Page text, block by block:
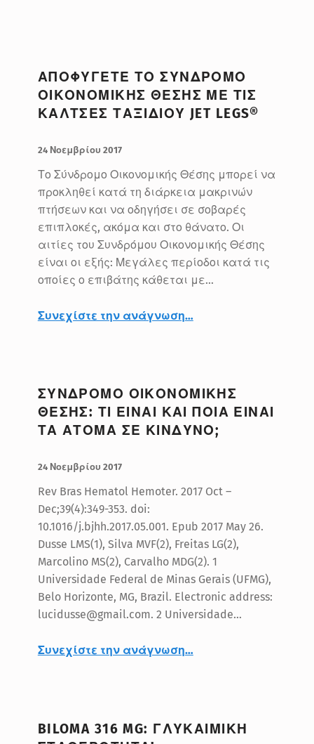
ΑΠΟΦΥΓΕΤΕ ΤΟ ΣΥΝΔΡΟΜΟ
ΟΙΚΟΝΟΜΙΚΗΣ ΘΕΣΗΣ ΜΕ ΤΙΣ
ΚΑΛΤΣΕΣ ΤΑΞΙΔΙΟΥ JET LEGS®
24 Νοεμβρίου 2017
Το Σύνδρομο Οικονομικής Θέσης μπορεί να
προκληθεί κατά τη διάρκεια μακρινών
πτήσεων και να οδηγήσει σε σοβαρές
επιπλοκές, ακόμα και στο θάνατο. Οι
αιτίες του Συνδρόμου Οικονομικής Θέσης
είναι οι εξής: Μεγάλες περίοδοι κατά τις
οποίες ο επιβάτης κάθεται με…
Συνεχίστε την ανάγνωση“Αποφύγετε το Σύνδρομο Οικονομικής Θέσης με τις Κάλτσες Ταξιδίου JET LEGS®”
…
ΣΥΝΔΡΟΜΟ ΟΙΚΟΝΟΜΙΚΗΣ
ΘΕΣΗΣ: ΤΙ ΕΙΝΑΙ ΚΑΙ ΠΟΙΑ ΕΙΝΑΙ
ΤΑ ΑΤΟΜΑ ΣΕ ΚΙΝΔΥΝΟ;
24 Νοεμβρίου 2017
Rev Bras Hematol Hemoter. 2017 Oct –
Dec;39(4):349-353. doi:
10.1016/j.bjhh.2017.05.001. Epub 2017 May 26.
Dusse LMS(1), Silva MVF(2), Freitas LG(2),
Marcolino MS(2), Carvalho MDG(2). 1
Universidade Federal de Minas Gerais (UFMG),
Belo Horizonte, MG, Brazil. Electronic address:
lucidusse@gmail.com. 2 Universidade…
Συνεχίστε την ανάγνωση“Σύνδρομο Οικονομικής Θέσης: τι είναι και ποια είναι τα άτομα σε κίνδυνο;”
…
BILOMA 316 MG: ΓΛΥΚΑΙΜΙΚΗ